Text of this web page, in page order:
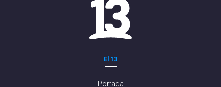
El 13
Portada